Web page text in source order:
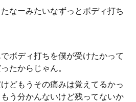
なーみたいなずっとボディ打ち
ボディ打ちを僕が受けたかって
たからじゃん。
どもうその痛みは覚えてるかっ
う分かんないけど残ってないか